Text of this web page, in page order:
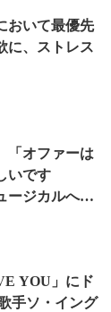
おいて最優先
に、ストレス
「オファーは
いです
ージカルへの
YOU」にド
手ソ・イング